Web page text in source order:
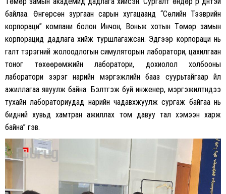
байлаа. Өнгөрсөн зургаан сарын хугацаанд “Сөүлийн Тээврийн
корпораци” компани болон Инчон, Воньжү хотын Төмөр замын
корпорацид дадлага хийж туршлагажсан. Эдгээр корпораци нь
галт тэрэгний жолоодлогын симуляторын лаборатори, цахилгаан
тоног төхөөрөмжийн лаборатори, дохиолол холбооны
лаборатори зэрэг нарийн мэргэжлийн бааз суурьтайгаар үйл
ажиллагаа явуулж байна. Бэлтгэж буй инженер, мэргэжилтнүүдээ
тухайн лабораториудад нарийн чадавхжуулж сургаж байгаа нь
бидний хувьд хамтран ажиллах том давуу тал хэмээн харж
байна” гэв.